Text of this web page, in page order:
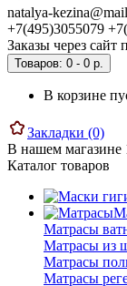
natalya-
+7(495)3055079
Заказы через сайт
Товаров: 0 - 0 р.
В корзине
Закладки (0)
В нашем магазине
Каталог товаров
Матрасы
Матрасы из
Матрасы
Матрасы